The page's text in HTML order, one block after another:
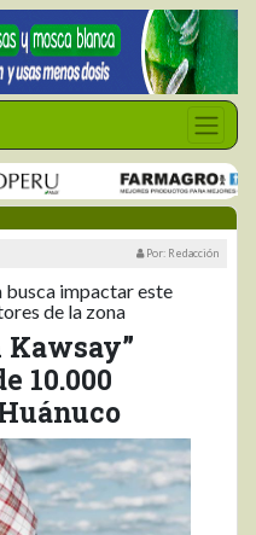
Por: Redacción
busca impactar este
de la zona
10.000